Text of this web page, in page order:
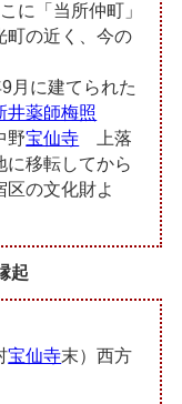
に「当所仲町」
町の近く、今の
月に建てられた
井薬師梅照
野宝仙寺 上落
に移転してから
区の文化財よ
起
宝仙寺末）西方